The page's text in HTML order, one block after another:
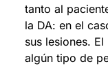
tanto al
la DA: en el
sus lesiones.
algún tipo de